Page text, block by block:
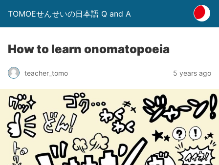
TOMOEせんせいの日本語 Q and A
How to learn onomatopoeia
teacher_tomo 5 years ago